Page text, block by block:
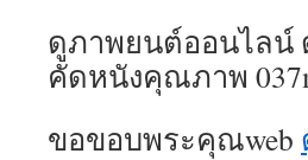
ดูภาพยนต์ออนไลน์ ดู
คัดหนังคุณภาพ
ขอขอบพระคุณweb